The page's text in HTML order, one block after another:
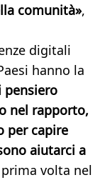
comunità»,
digitali
hanno la
pensiero
nel rapporto,
per capire
aiutarci a
prima volta nel